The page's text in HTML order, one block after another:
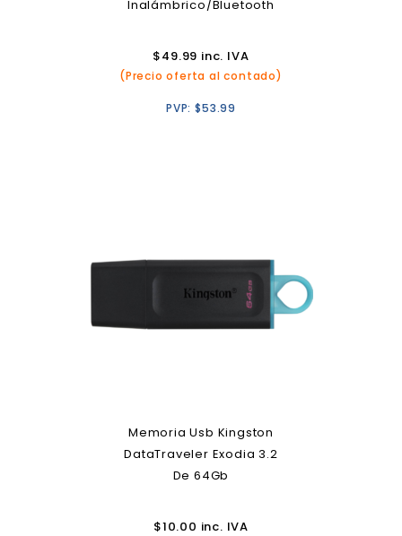
Inalámbrico/Bluetooth
$49.99 inc. IVA
(Precio oferta al contado)
PVP:$53.99
Memoria Usb Kingston
DataTraveler Exodia 3.2
De 64Gb
$10.00 inc. IVA